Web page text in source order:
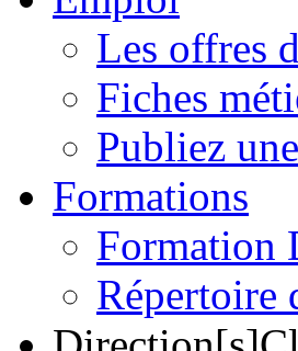
Les offres
Fiches
Publiez
Formations
Formation
Répertoire